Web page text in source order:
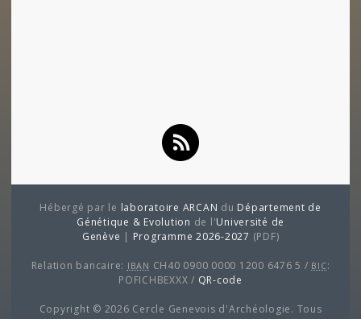
Hébergé par le laboratoire ARCAN du Département de
Génétique & Evolution de l'Université de
Genève | Programme 2026-2027 (PDF)
Relation bancaire: IBAN CH40 0900 0000 1200 6476 5 / BIC:
POFICHBEXXX / QR-code
Copyright © 2026 Cercle Genevois d'Archéologie. Tous